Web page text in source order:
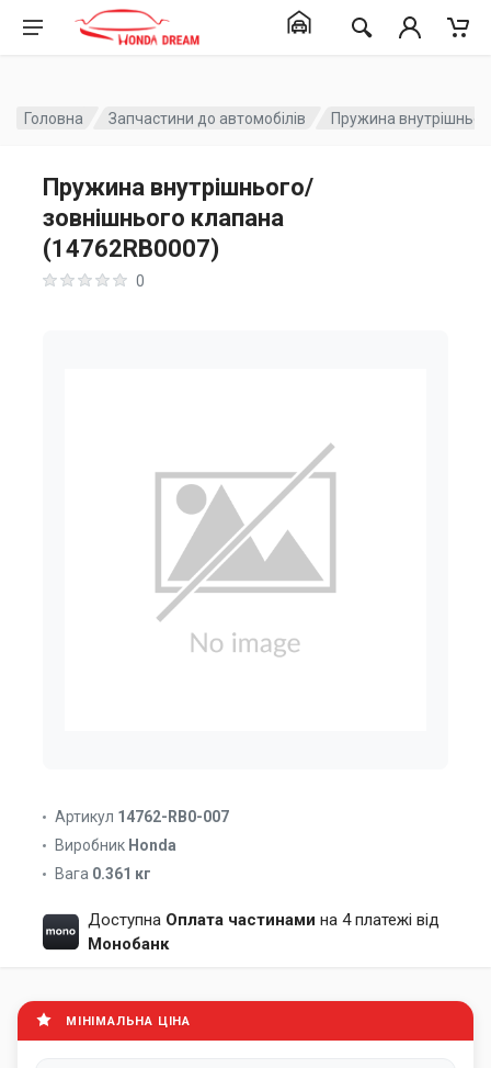
Головна Запчастини до автомобілів Пружина
Пружина внутрішнього/
зовнішнього клапана
(14762RB0007)
0
Артикул 14762-RB0-007
Виробник Honda
Вага 0.361 кг
Доступна Оплата частинами на 4 платежі від
Монобанк
МІНІМАЛЬНА ЦІНА